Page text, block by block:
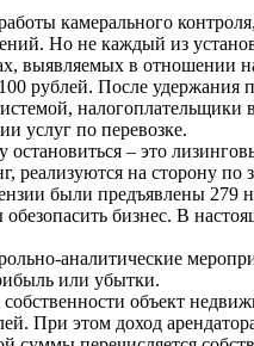
камерального
Но не каждый из
выявляемых в отношении
рублей. После удержания
услуг по перевозке.
– это
реализуются на сторону
были предъявлены
бизнес. В
аналитические
или убытки.
объект
При этом доход